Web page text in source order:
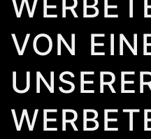
VON